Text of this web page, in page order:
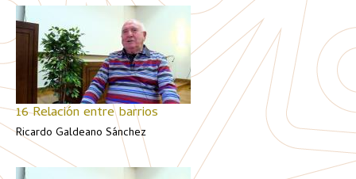
16 Relación entre barrios
Ricardo Galdeano Sánchez